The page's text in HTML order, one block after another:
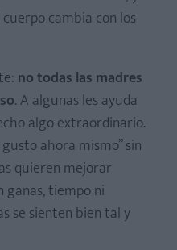
cambia con los
no todas las madres
. A algunas les ayuda
algo extraordinario.
ahora mismo” sin
quieren mejorar
tiempo ni
se sienten bien tal y